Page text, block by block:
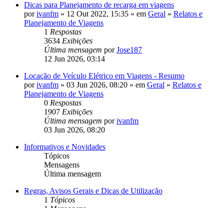
Dicas para Planejamento de recarga em viagens
porivanfm » 12 Out 2022, 15:35 » em Geral » Relatos e
Planejamento de Viagens
1 Respostas
3634 Exibições
Última mensagem porJose187
12 Jun 2026, 03:14
Locação de Veículo Elétrico em Viagens - Resumo
porivanfm » 03 Jun 2026, 08:20 » em Geral » Relatos e
Planejamento de Viagens
0 Respostas
1907 Exibições
Última mensagem porivanfm
03 Jun 2026, 08:20
Informativos e Novidades
Tópicos
Mensagens
Última mensagem
Regras, Avisos Gerais e Dicas de Utilização
1 Tópicos